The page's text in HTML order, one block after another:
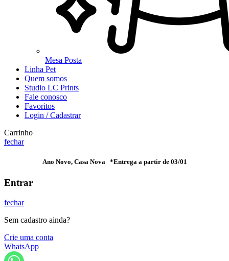
Mesa Posta
Linha Pet
Quem somos
Studio LC Prints
Fale conosco
Favoritos
Login / Cadastrar
Carrinho
fechar
Ano Novo, Casa Nova *Entrega a partir de 03/01
Entrar
fechar
Sem cadastro ainda?
Crie uma conta
WhatsApp